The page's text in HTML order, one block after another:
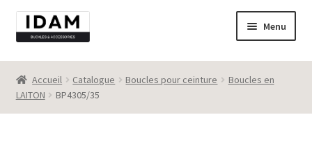
Aller
à
Aller
au
Menu
Catalogue
New
Accueil Catalogue Boucles pour ceinture
Boucles en
LAITON
BP4305/35